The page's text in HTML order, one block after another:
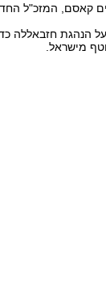
קאסם, המזכ"ל
הנהגת חזבאללה
מישראל.